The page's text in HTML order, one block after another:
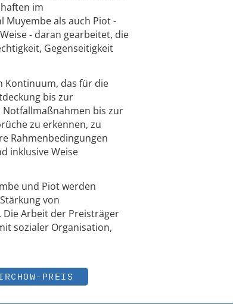
im
Muyembe als auch Piot -
- daran gearbeitet, die
Gegenseitigkeit
Kontinuum, das für die
bis zur
bis zur
zu erkennen, zu
Rahmenbedingungen
inklusive Weise
und Piot werden
von
Arbeit der Preisträger
sozialer Organisation,
PREIS